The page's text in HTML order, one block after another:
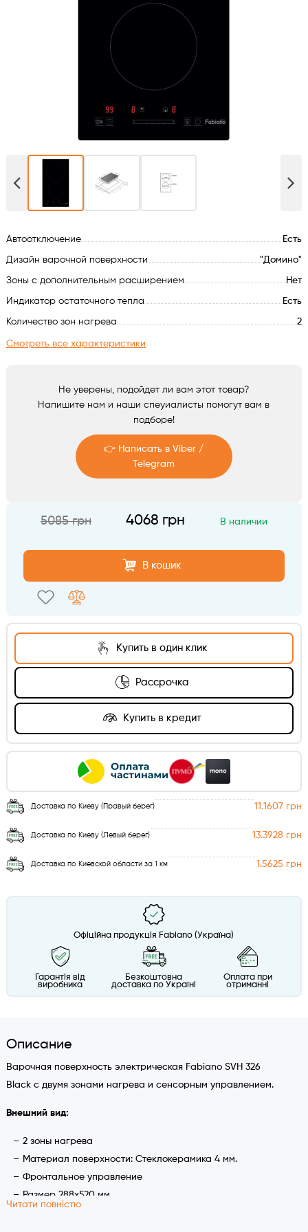
Варочные поверхности
Микроволновые печи
Посудомойки
Стиральные машины
Сушильные машины
Холодильное оборудование
Сантехника
Автоотключение Есть
Дизайн варочной поверхности "Домино"
Зоны с дополнительным расширением Нет
Индикатор остаточного тепла Есть
Количество зон нагрева 2
Смотреть все характеристики
Не уверены, подойдет ли вам этот товар?
Напишите нам и наши спеуиалисты помогут вам в
подборе!
👉 Написать в Viber /
Telegram
Viber
5085 грн 4068 грн В наличии
В кошик
Купить в один клик
Рассрочка
Купить в кредит
Доставка по Киеву (Правый берег) 11.1607 грн
Доставка по Киеву (Левый берег) 13.3928 грн
Доставка по Киевской области за 1 км 1.5625 грн
Офіційна продукція Fabiano (Україна)
Гарантія від
виробника
Безкоштовна
доставка по Україні
Оплата при
отриманні
Описание
Варочная поверхность электрическая Fabiano SVH 326
Black с двумя зонами нагрева и сенсорным управлением.
Внешний вид:
2 зоны нагрева
Материал поверхности: Стеклокерамика 4 мм.
Фронтальное управление
Размер 288х520 мм.
Читати повністю